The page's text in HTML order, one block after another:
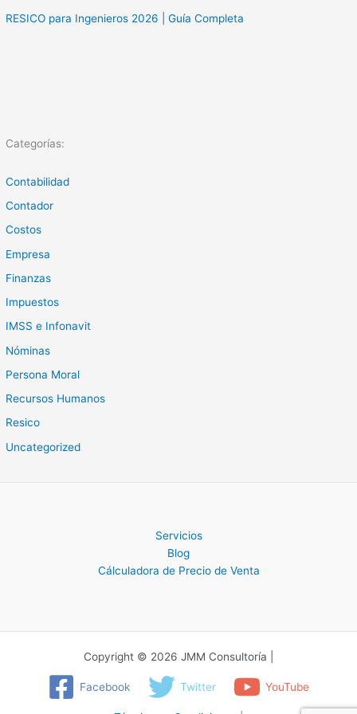
RESICO para Ingenieros 2026 | Guía Completa
Categorías:
Contabilidad
Contador
Costos
Empresa
Finanzas
Impuestos
IMSS e Infonavit
Nóminas
Persona Moral
Recursos Humanos
Resico
Uncategorized
Servicios
Blog
Cálculadora de Precio de Venta
Copyright © 2026 JMM Consultoría |
Facebook Twitter YouTube